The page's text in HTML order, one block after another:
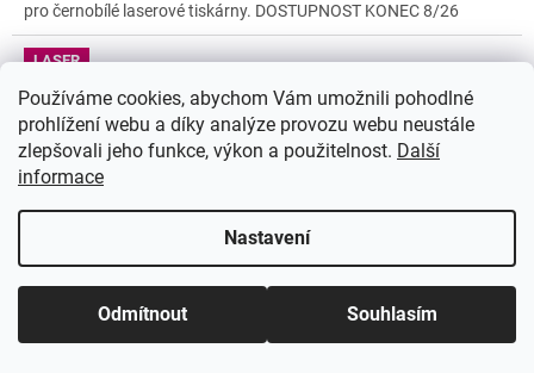
Používáme cookies, abychom Vám umožnili pohodlné
prohlížení webu a díky analýze provozu webu neustále
zlepšovali jeho funkce, výkon a použitelnost. Další
informace
Nastavení
Odmítnout Souhlasím
pro černobílé laserové tiskárny. DOSTUPNOST KONEC 8/26
LASER